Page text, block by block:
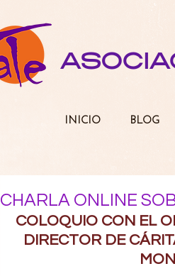
CHARLA ONLINE
COLOQUIO CON EL
DIRECTOR DE
INICIO BLOG